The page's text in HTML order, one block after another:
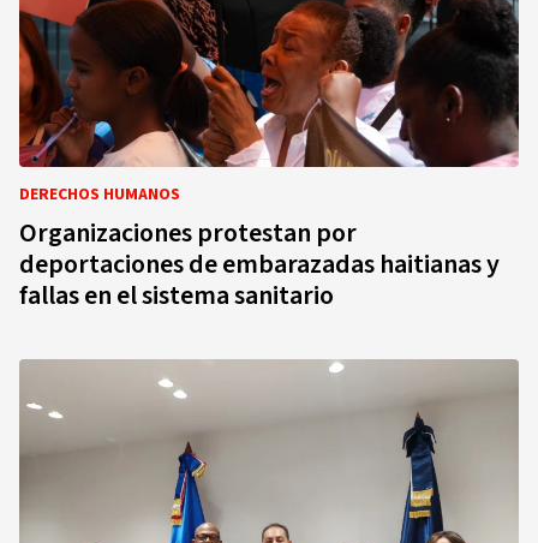
DERECHOS HUMANOS
Organizaciones protestan por
deportaciones de embarazadas haitianas y
fallas en el sistema sanitario